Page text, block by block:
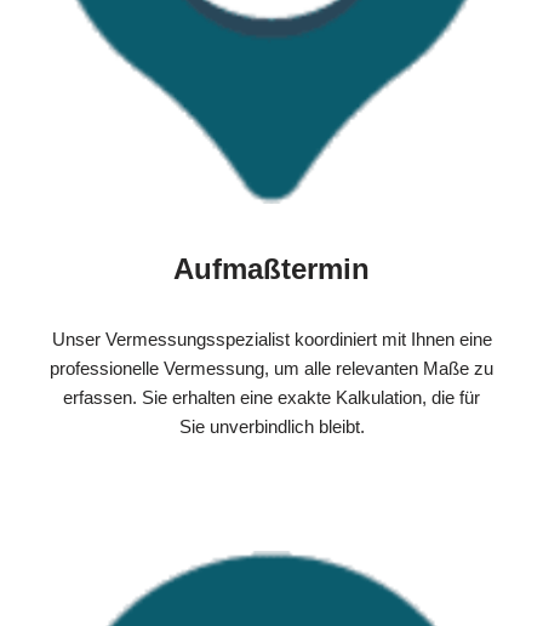
Aufmaßtermin
Unser Vermessungsspezialist koordiniert mit Ihnen eine
professionelle Vermessung, um alle relevanten Maße zu
erfassen. Sie erhalten eine exakte Kalkulation, die für
Sie unverbindlich bleibt.